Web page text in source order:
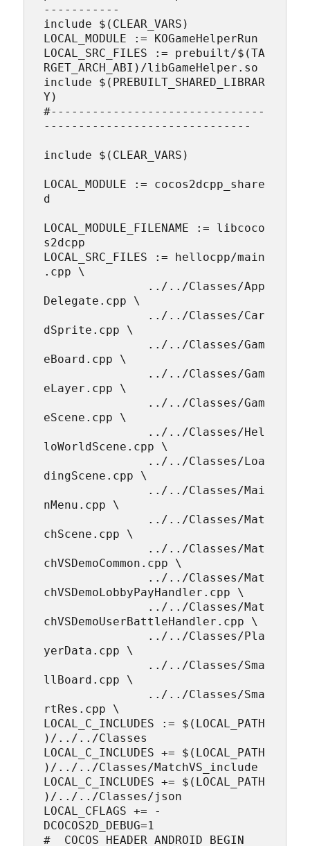
-----------
include $(CLEAR_VARS)
LOCAL_MODULE := KOGameHelperRun
LOCAL_SRC_FILES := prebuilt/$(TA
RGET_ARCH_ABI)/libGameHelper.so
include $(PREBUILT_SHARED_LIBRAR
Y)
#-------------------------------
------------------------------
include $(CLEAR_VARS)
LOCAL_MODULE := cocos2dcpp_share
d
LOCAL_MODULE_FILENAME := libcoco
s2dcpp
LOCAL_SRC_FILES := hellocpp/main
.cpp \
../../Classes/App
Delegate.cpp \
../../Classes/Car
dSprite.cpp \
../../Classes/Gam
eBoard.cpp \
../../Classes/Gam
eLayer.cpp \
../../Classes/Gam
eScene.cpp \
../../Classes/Hel
loWorldScene.cpp \
../../Classes/Loa
dingScene.cpp \
../../Classes/Mai
nMenu.cpp \
../../Classes/Mat
chScene.cpp \
../../Classes/Mat
chVSDemoCommon.cpp \
../../Classes/Mat
chVSDemoLobbyPayHandler.cpp \
../../Classes/Mat
chVSDemoUserBattleHandler.cpp \
../../Classes/Pla
yerData.cpp \
../../Classes/Sma
llBoard.cpp \
../../Classes/Sma
rtRes.cpp \
LOCAL_C_INCLUDES := $(LOCAL_PATH
)/../../Classes
LOCAL_C_INCLUDES += $(LOCAL_PATH
)/../../Classes/MatchVS_include
LOCAL_C_INCLUDES += $(LOCAL_PATH
)/../../Classes/json
LOCAL_CFLAGS += -
DCOCOS2D_DEBUG=1
# _COCOS_HEADER_ANDROID_BEGIN